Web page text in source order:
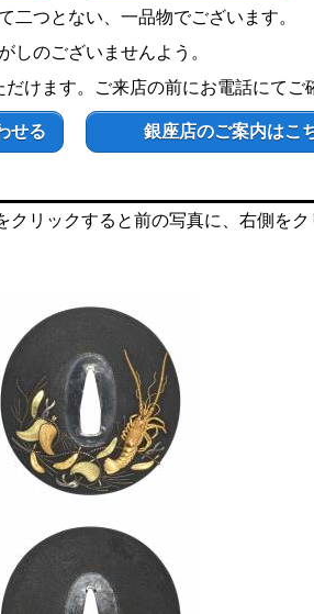
二つとない、一品物でございます。
しのございませんよう。
けます。ご来店の前にお電話にてご
せる 銀座店のご案内はこ
リックすると前の写真に、右側をク